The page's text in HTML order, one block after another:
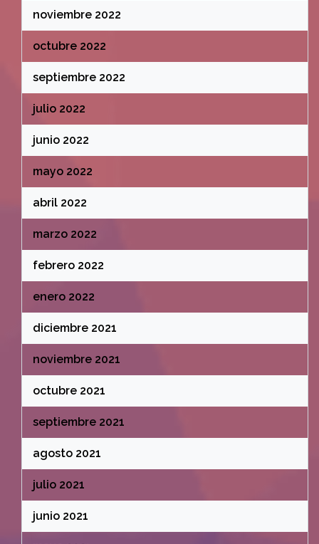
noviembre 2022
octubre 2022
septiembre 2022
julio 2022
junio 2022
mayo 2022
abril 2022
marzo 2022
febrero 2022
enero 2022
diciembre 2021
noviembre 2021
octubre 2021
septiembre 2021
agosto 2021
julio 2021
junio 2021